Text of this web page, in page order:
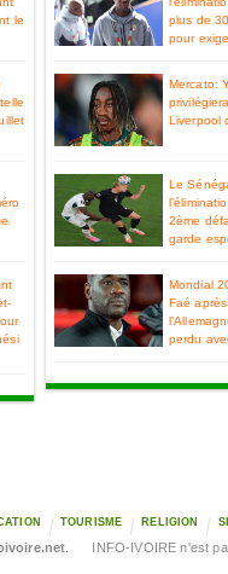
le
plus de
pour
Mercato:
Liverpool
Le
2ème
garde
Mondial
Faé
perdu
TOURISME RELIGION
. INFO-IVOIRE n'est